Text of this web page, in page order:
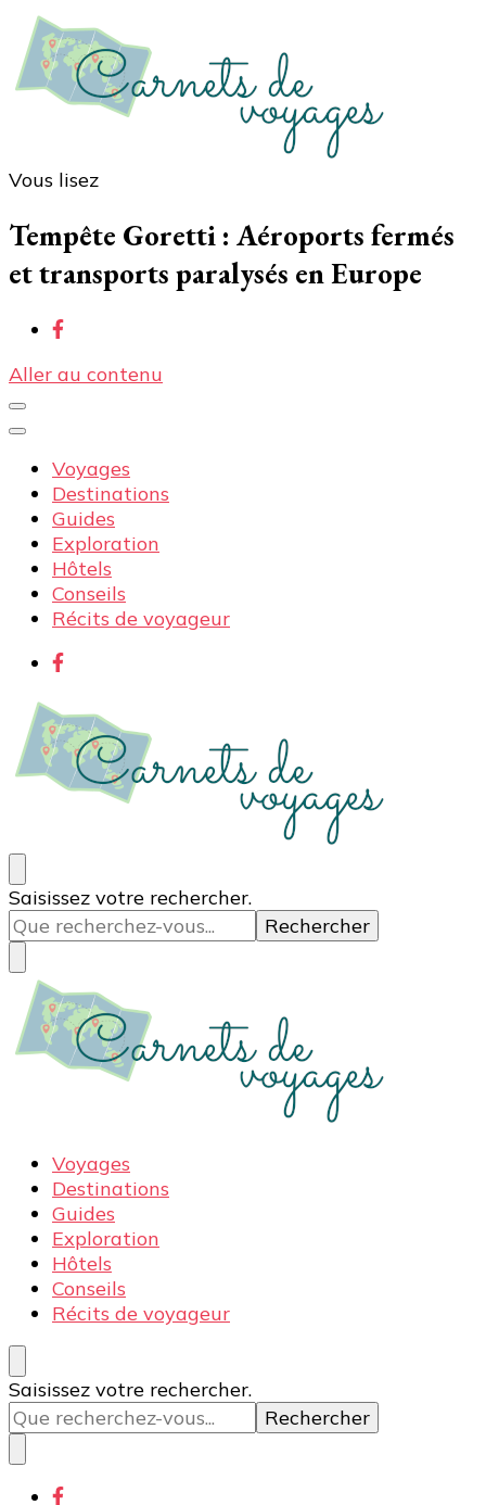
voyages, des conseils et avis sur les hôtelss
Vous lisez
Tempête Goretti : Aéroports fermés
et transports paralysés en Europe
Aller au contenu
Voyages
Destinations
Guides
Exploration
Hôtels
Conseils
Récits de voyageur
Carnets de voyages
Blog voyage à la découverte du monde, des idées
voyages, des conseils et avis sur les hôtelss
Vous
recherchiez
quelque
chose ?
Saisissez votre rechercher.
Carnets de voyages
Blog voyage à la découverte du monde, des idées
voyages, des conseils et avis sur les hôtelss
Voyages
Destinations
Guides
Exploration
Hôtels
Conseils
Récits de voyageur
Vous
recherchiez
quelque
chose ?
Saisissez votre rechercher.